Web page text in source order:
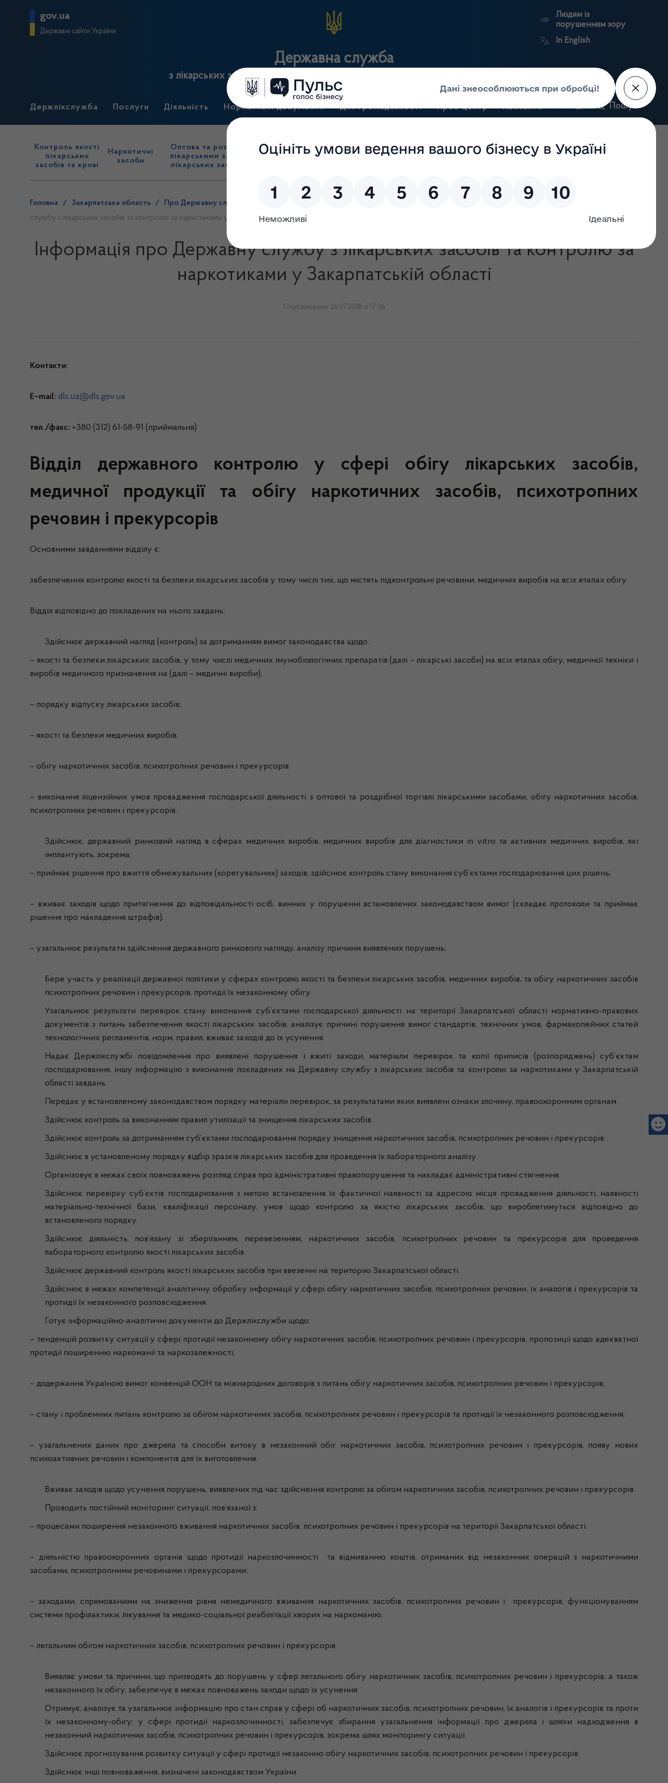
gov.ua
Державні сайти України
Державна служба
з лікарських засобів та контролю за наркотиками у Закарпатській області
Людям із
порушенням зору
In English
Держлікслужба Послуги Діяльність Нормативні документи Для громадськості Прес-центр Контакти Пошук
Контроль якості
лікарських
засобів та крові
Наркотичні
засоби
Оптова та роздрібна торгівля
лікарськими засобами, імпорт
лікарських засобів (крім АФІ)
Державний
нагляд
виробництва лікарських
Ринковий
Державні
Антикорупційний
портал
Головна / Закарпатська область / Про Державну службу з лікарських засобів та контролю за наркотиками у Закарпатській області
службу з лікарських засобів та контролю за наркотиками у Закарпатській області
Інформація про Державну службу з лікарських засобів та контролю за
наркотиками у Закарпатській області
Опубліковано 26.07.2018 о 17:36
Контакти:
E–mail: dls.uz@dls.gov.ua
тел./факс: +380 (312) 61-58-91 (приймальня)
Відділ державного контролю у сфері обігу лікарських засобів,
медичної продукції та обігу наркотичних засобів, психотропних
речовин і прекурсорів
Основними завданнями відділу є:
забезпечення контролю якості та безпеки лікарських засобів у тому числі тих, що містять підконтрольні речовини, медичних виробів на всіх етапах обігу.
Відділ відповідно до покладених на нього завдань:
Здійснює державний нагляд (контроль) за дотриманням вимог законодавства щодо:
– якості та безпеки лікарських засобів, у тому числі медичних імунобіологічних препаратів (далі – лікарські засоби) на всіх етапах обігу, медичної техніки і
виробів медичного призначення на (далі – медичні вироби);
– порядку відпуску лікарських засобів;
– якості та безпеки медичних виробів;
– обігу наркотичних засобів, психотропних речовин і прекурсорів:
– виконання ліцензійних умов провадження господарської діяльності з оптової та роздрібної торгівлі лікарськими засобами, обігу наркотичних засобів,
психотропних речовин і прекурсорів.
Здійснює, державний ринковий нагляд в сферах медичних виробів, медичних виробів для діагностики in vitro та активних медичних виробів, які
імплантують, зокрема:
– приймає рішення про вжиття обмежувальних (корегувальних) заходів, здійснює контроль стану виконання суб’єктами господарювання цих рішень;
– вживає заходів щодо притягнення до відповідальності осіб, винних у порушенні встановлених законодавством вимог (складає протоколи та приймає
рішення про накладення штрафів);
– узагальнює результати здійснення державного ринкового нагляду, аналізу причини виявлених порушень;
Бере участь у реалізації державної політики у сферах контролю якості та безпеки лікарських засобів, медичних виробів, та обігу наркотичних засобів
психотропних речовин і прекурсорів, протидії їх незаконному обігу.
Узагальнює результати перевірок стану виконання суб’єктами господарської діяльності на території Закарпатської області нормативно-правових
документів з питань забезпечення якості лікарських засобів, аналізує причині порушення вимог стандартів, технічних умов, фармакопейних статей
технологічних регламентів, норм, правил, вживає заходів до їх усунення.
Надає Держлікслужбі повідомлення про виявлені порушення і вжиті заходи, матеріали перевірок та копії приписів (розпоряджень) суб’єктам
господарювання, іншу інформацію з виконання покладених на Державну службу з лікарських засобів та контролю за наркотиками у Закарпатській
області завдань.
Передає у встановленому законодавством порядку матеріали перевірок, за результатами яких виявлені ознаки злочину, правоохоронним органам.
Здійснює контроль за виконанням правил утилізації та знищення лікарських засобів.
Здійснює контроль за дотриманням суб’єктами господарювання порядку знищення наркотичних засобів, психотропних речовин і прекурсорів.
Здійснює в установленому порядку відбір зразків лікарських засобів для проведення їх лабораторного аналізу.
Організовує в межах своїх повноважень розгляд справ про адміністративні правопорушення та накладає адміністративні стягнення.
Здійснює перевірку суб’єктів господарювання з метою встановлення їх фактичної наявності за адресою місця провадження діяльності, наявності
матеріально-технічної бази, кваліфікації персоналу, умов щодо контролю за якістю лікарських засобів, що вироблятимуться відповідно до
встановленого порядку.
Здійснює діяльність, пов’язану зі зберіганням, перевезенням, наркотичних засобів, психотропних речовин та прекурсорів для проведення
лабораторного контролю якості лікарських засобів.
Здійснює державний контроль якості лікарських засобів при ввезенні на територію Закарпатської області.
Здійснює в межах компетенції аналітичну обробку інформації у сфері обігу наркотичних засобів, психотропних речовин, їх аналогів і прекурсорів та
протидії їх незаконного розповсюдження.
Готує інформаційно-аналітичні документи до Держлікслужби щодо:
– тенденцій розвитку ситуації у сфері протидії незаконному обігу наркотичних засобів, психотропних речовин і прекурсорів, пропозиції щодо адекватної
протидії поширенню наркоманії та наркозалежності;
– додержання Україною вимог конвенцій ООН та міжнародних договорів з питань обігу наркотичних засобів, психотропних речовин і прекурсорів;
– стану і проблемних питань контролю за обігом наркотичних засобів, психотропних речовин і прекурсорів та протидії їх незаконного розповсюдження;
– узагальнених даних про джерела та способи витоку в незаконний обіг наркотичних засобів, психотропних речовин і прекурсорів, появу нових
психоактивних речовин і компонентів для їх виготовлення.
Вживає заходів щодо усунення порушень, виявлених під час здійснення контролю за обігом наркотичних засобів, психотропних речовин і прекурсорів.
Проводить постійний моніторинг ситуації, пов’язаної з:
– процесами поширення незаконного вживання наркотичних засобів, психотропних речовин і прекурсорів на території Закарпатської області:
– діяльністю правоохоронних органів щодо протидії наркозлочинності та відмиванню коштів, отриманих від незаконних операцій з наркотичними
засобами, психотропними речовинами і прекурсорами;
– заходами, спрямованими на зниження рівня немедичного вживання наркотичних засобів, психотропних речовин і прекурсорів, функціонуванням
системи профілактики, лікування та медико-соціальної реабілітації хворих на наркоманію;
– легальним обігом наркотичних засобів, психотропних речовин і прекурсорів
Виявляє умови та причини, що призводять до порушень у сфер легального обігу наркотичних засобів, психотропних речовин і прекурсорів, а також
незаконного їх обігу, забезпечує в межах повноважень заходи щодо їх усунення.
Отримує, аналізує та узагальнює інформацію про стан справ у сфері об наркотичних засобів, психотропних речовин, їх аналогів і прекурсорів та проти
їх незаконному-обігу; у сфері протидії наркозлочинності, забезпечує збирання узагальнення інформації про джерела і шляхи надходження в
незаконний наркотичних засобів, психотропних речовин і прекурсорів, зокрема шлях моніторингу ситуації.
Здійснює прогнозування розвитку ситуації у сфері протидії незаконно обігу наркотичних засобів, психотропних речовин і прекурсорів.
Здійснює інші повноваження, визначені законодавством України.